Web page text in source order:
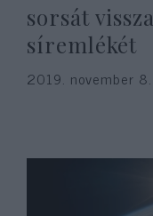
sorsát
síremlékét
2019. november 8.